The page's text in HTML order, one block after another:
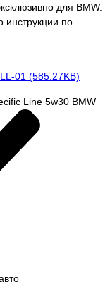
для BMW.
инструкции по
01 (585.27KB)
Line 5w30 BMW